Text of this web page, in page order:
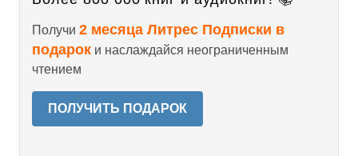
Получи 2 месяца Литрес Подписки в
подарок и наслаждайся неограниченным
чтением
ПОЛУЧИТЬ ПОДАРОК